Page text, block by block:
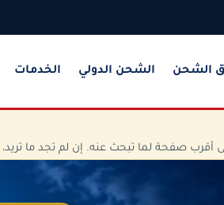
الشحن الشحن الدولي الخدمات
أقرب صفحة لما تبحث عنه. إن لم تجد ما تريد،